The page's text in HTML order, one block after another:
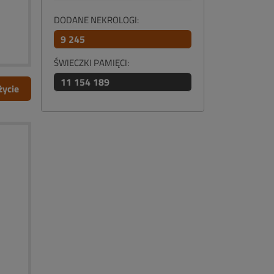
DODANE NEKROLOGI:
9 245
ŚWIECZKI PAMIĘCI:
11 154 189